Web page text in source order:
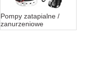
Pompy zatapialne /
zanurzeniowe